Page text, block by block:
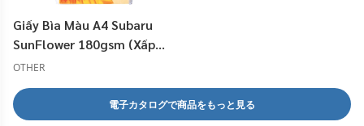
Giấy Bìa Màu A4 Subaru
SunFlower 180gsm (Xấp
100 Tờ)
OTHER
電子カタログで商品をもっと見る